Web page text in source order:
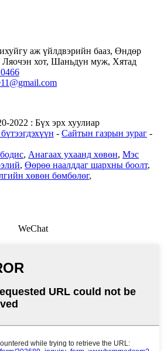
аж үйлдвэрийн бааз, Өндөр
Ляочэн хот, Шаньдун муж, Хятад
2022 : Бүх эрх хуулиар
- Сайтын газрын зураг -
, Анагаах ухаанд хөвөн, Мэс
, Өөрөө наалддаг шархны боолт,
хөвөн бөмбөлөг,
WeChat